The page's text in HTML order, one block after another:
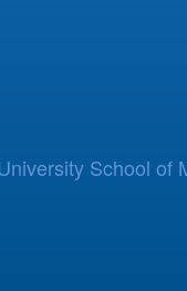
School of